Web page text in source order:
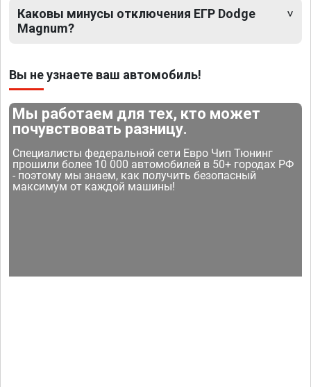
Каковы минусы отключения ЕГР Dodge
Magnum?
Вы не узнаете ваш автомобиль!
Мы работаем для тех, кто может
почувствовать разницу.
Специалисты федеральной сети Евро Чип Тюнинг
прошили более 10 000 автомобилей в 50+ городах РФ
- поэтому мы знаем, как получить безопасный
максимум от каждой машины!